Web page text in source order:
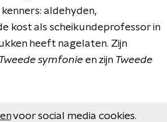
aldehyden,
kost als scheikundeprofessor in
heeft nagelaten. Zijn
Tweede symfonie en zijn Tweede
voor social media cookies.